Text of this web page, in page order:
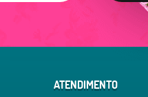
ATENDIMENTO